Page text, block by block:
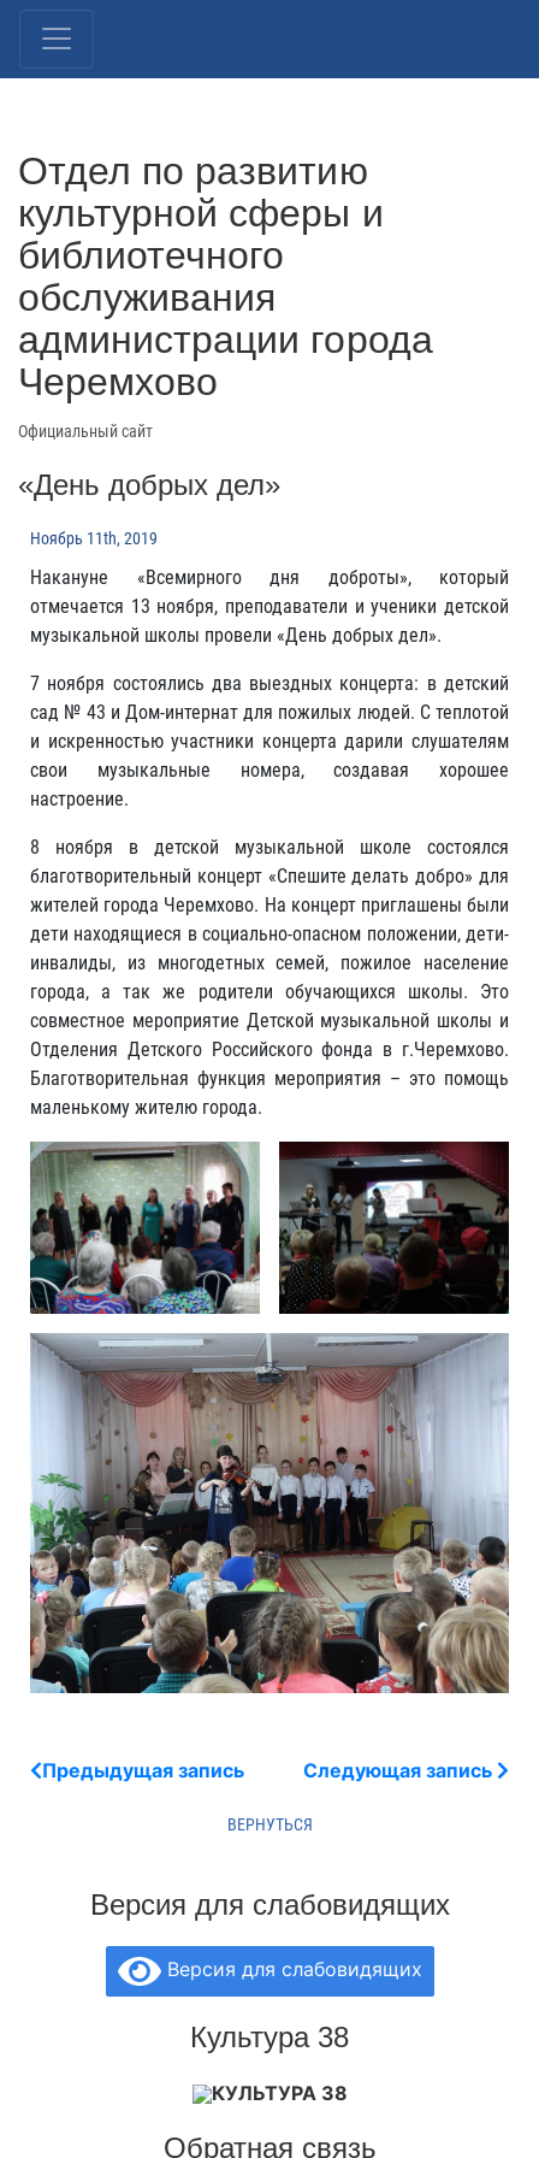
Отдел по развитию
культурной сферы и
библиотечного
обслуживания
администрации города
Черемхово
Официальный сайт
«День добрых дел»
Ноябрь 11th, 2019
Накануне «Всемирного дня доброты», который
отмечается 13 ноября, преподаватели и ученики детской
музыкальной школы провели «День добрых дел».
7 ноября состоялись два выездных концерта: в детский
сад № 43 и Дом-интернат для пожилых людей. С теплотой
и искренностью участники концерта дарили слушателям
свои музыкальные номера, создавая хорошее
настроение.
8 ноября в детской музыкальной школе состоялся
благотворительный концерт «Спешите делать добро» для
жителей города Черемхово. На концерт приглашены были
дети находящиеся в социально-опасном положении, дети-
инвалиды, из многодетных семей, пожилое население
города, а так же родители обучающихся школы. Это
совместное мероприятие Детской музыкальной школы и
Отделения Детского Российского фонда в г.Черемхово.
Благотворительная функция мероприятия – это помощь
маленькому жителю города.
Предыдущая запись Следующая запись
Версия для слабовидящих
Версия для слабовидящих
Культура 38
КУЛЬТУРА 38
Обратная связь